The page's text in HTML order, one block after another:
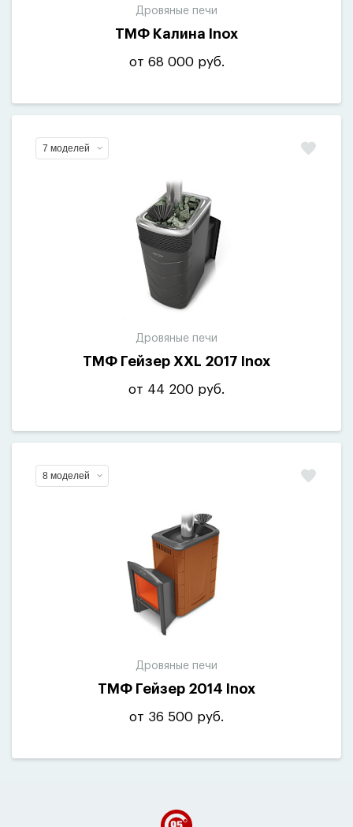
Дровяные печи
ТМФ Калина Inox
от 68 000 руб.
7 моделей
Дровяные печи
ТМФ Гейзер XXL 2017 Inox
от 44 200 руб.
8 моделей
Дровяные печи
ТМФ Гейзер 2014 Inox
от 36 500 руб.